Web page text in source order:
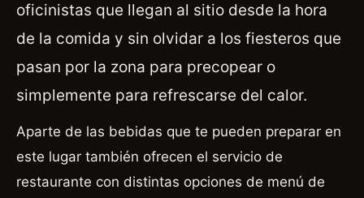
oficinistas que llegan al sitio desde la hora
de la comida y sin olvidar a los fiesteros que
pasan por la zona para precopear o
simplemente para refrescarse del calor.
Aparte de las bebidas que te pueden preparar en
este lugar también ofrecen el servicio de
restaurante con distintas opciones de menú de